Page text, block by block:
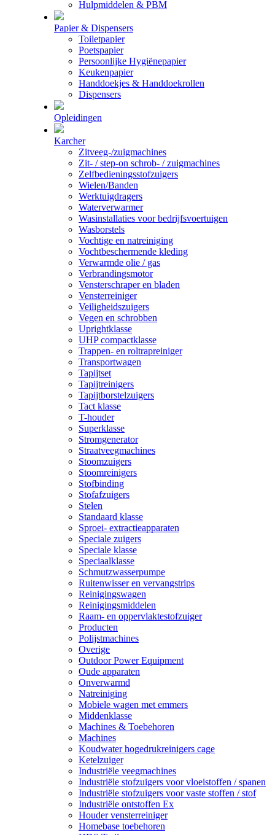
Hulpmiddelen & PBM
Papier & Dispensers
Toiletpapier
Poetspapier
Persoonlijke Hygiënepapier
Keukenpapier
Handdoekjes & Handdoekrollen
Dispensers
Opleidingen
Karcher
Zitveeg-/zuigmachines
Zit- / step-on schrob- / zuigmachines
Zelfbedieningsstofzuigers
Wielen/Banden
Werktuigdragers
Waterverwarmer
Wasinstallaties voor bedrijfsvoertuigen
Wasborstels
Vochtige en natreiniging
Vochtbeschermende kleding
Verwarmde olie / gas
Verbrandingsmotor
Vensterschraper en bladen
Vensterreiniger
Veiligheidszuigers
Vegen en schrobben
Uprightklasse
UHP compactklasse
Trappen- en roltrapreiniger
Transportwagen
Tapijtset
Tapijtreinigers
Tapijtborstelzuigers
Tact klasse
T-houder
Superklasse
Stromgenerator
Straatveegmachines
Stoomzuigers
Stoomreinigers
Stofbinding
Stofafzuigers
Stelen
Standaard klasse
Sproei- extractieapparaten
Speciale zuigers
Speciale klasse
Speciaalklasse
Schmutzwasserpumpe
Ruitenwisser en vervangstrips
Reinigingswagen
Reinigingsmiddelen
Raam- en oppervlaktestofzuiger
Producten
Polijstmachines
Overige
Outdoor Power Equipment
Oude apparaten
Onverwarmd
Natreiniging
Mobiele wagen met emmers
Middenklasse
Machines & Toebehoren
Machines
Koudwater hogedrukreinigers cage
Ketelzuiger
Industriële veegmachines
Industriële stofzuigers voor vloeistoffen / spanen
Industriële stofzuigers voor vaste stoffen / stof
Industriële ontstoffen Ex
Houder vensterreiniger
Homebase toebehoren